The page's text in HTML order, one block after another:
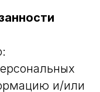
и/или